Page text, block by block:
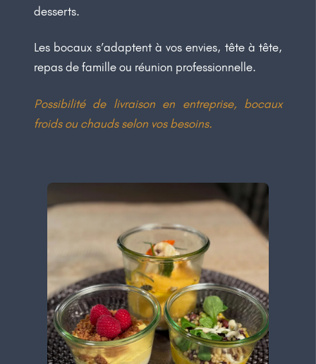
desserts.
Les bocaux s’adaptent à vos envies, tête à tête,
repas de famille ou réunion professionnelle.
Possibilité de livraison en entreprise, bocaux
froids ou chauds selon vos besoins.